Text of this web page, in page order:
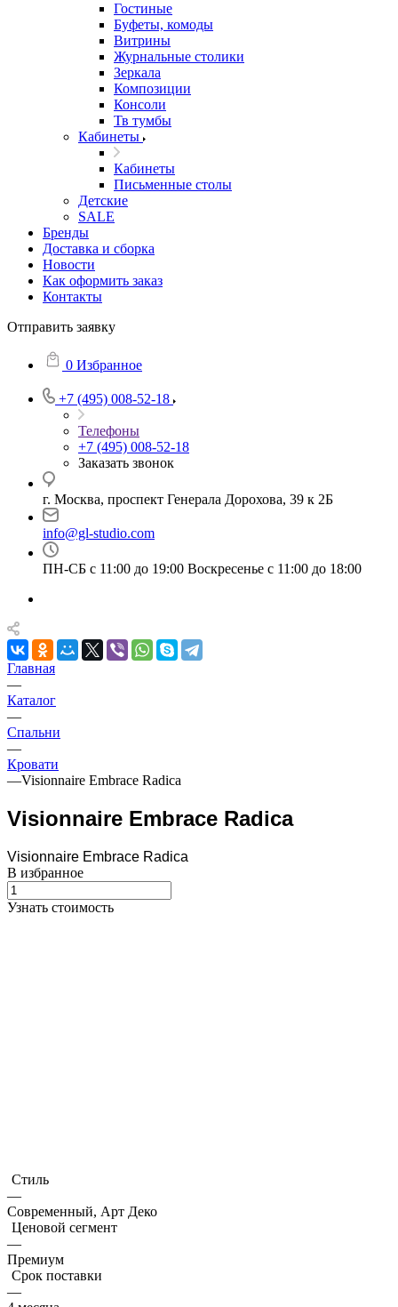
Гостиные
Буфеты, комоды
Витрины
Журнальные столики
Зеркала
Композиции
Консоли
Тв тумбы
Кабинеты
Кабинеты
Письменные столы
Детские
SALE
Бренды
Доставка и сборка
Новости
Как оформить заказ
Контакты
Отправить заявку
0 Избранное
+7 (495) 008-52-18
Телефоны
+7 (495) 008-52-18
Заказать звонок
г. Москва, проспект Генерала Дорохова, 39 к 2Б
info@gl-studio.com
ПН-СБ с 11:00 до 19:00 Воскресенье с 11:00 до 18:00
Главная
—
Каталог
—
Спальни
—
Кровати
—Visionnaire Embrace Radica
Visionnaire Embrace Radica
Visionnaire Embrace Radica
В избранное
Узнать стоимость
Стиль
—
Современный, Арт Деко
Ценовой сегмент
—
Премиум
Срок поставки
—